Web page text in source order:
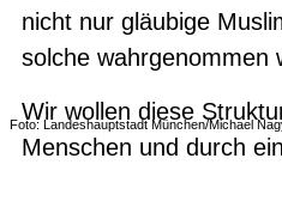
nicht nur gläubige
solche wahrgenommen
Foto: Landeshauptstadt München/Michael
Wir wollen diese
Menschen und durch